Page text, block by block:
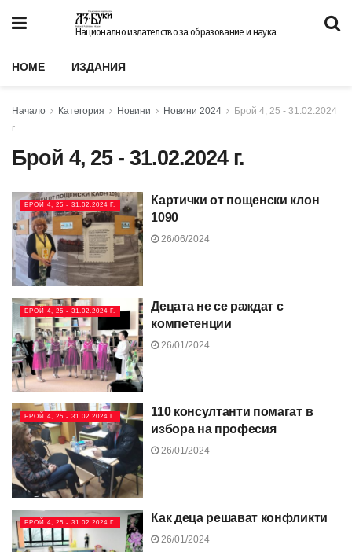
Национално издателство за образование и наука
HOME ИЗДАНИЯ
Начало Категория Новини Новини 2024
Брой 4, 25 - 31.02.2024
г.
Брой 4, 25 - 31.02.2024 г.
БРОЙ 4, 25 - 31.02.2024 Г.
Картички от пощенски клон
1090
26/06/2024
БРОЙ 4, 25 - 31.02.2024 Г.
Децата не се раждат с
компетенции
26/01/2024
БРОЙ 4, 25 - 31.02.2024 Г.
110 консултанти помагат в
избора на професия
26/01/2024
БРОЙ 4, 25 - 31.02.2024 Г. Как деца решават конфликти
26/01/2024